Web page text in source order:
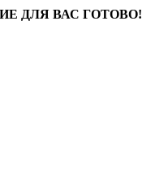
ДЛЯ ВАС ГОТОВО!